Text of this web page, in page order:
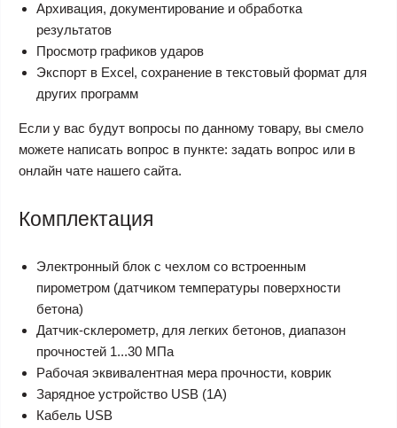
Архивация, документирование и обработка
результатов
Просмотр графиков ударов
Экспорт в Excel, сохранение в текстовый формат для
других программ
Если у вас будут вопросы по данному товару, вы смело
можете написать вопрос в пункте: задать вопрос или в
онлайн чате нашего сайта.
Комплектация
Электронный блок с чехлом со встроенным
пирометром (датчиком температуры поверхности
бетона)
Датчик-склерометр, для легких бетонов, диапазон
прочностей 1...30 МПа
Рабочая эквивалентная мера прочности, коврик
Зарядное устройство USB (1А)
Кабель USB